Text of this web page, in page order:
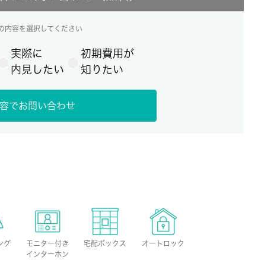
内容を選択してください
実際に
内見したい
初期費用が
知りたい
容でお問い合わせ
グ
モニター付き
インターホン
宅配ボックス オートロック